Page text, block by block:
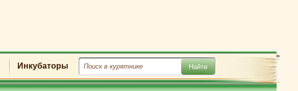
Инкубаторы